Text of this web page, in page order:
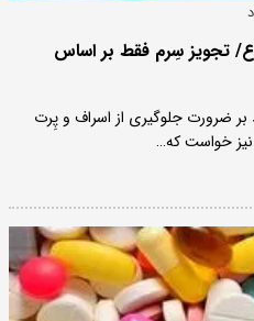
تجویز سِرم فقط بر اساس
ضرورت جلوگیری از اسراف و پِرت
نیز خواست که…